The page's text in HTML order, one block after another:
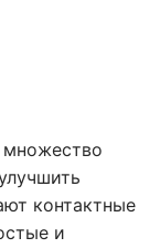
контактные
и